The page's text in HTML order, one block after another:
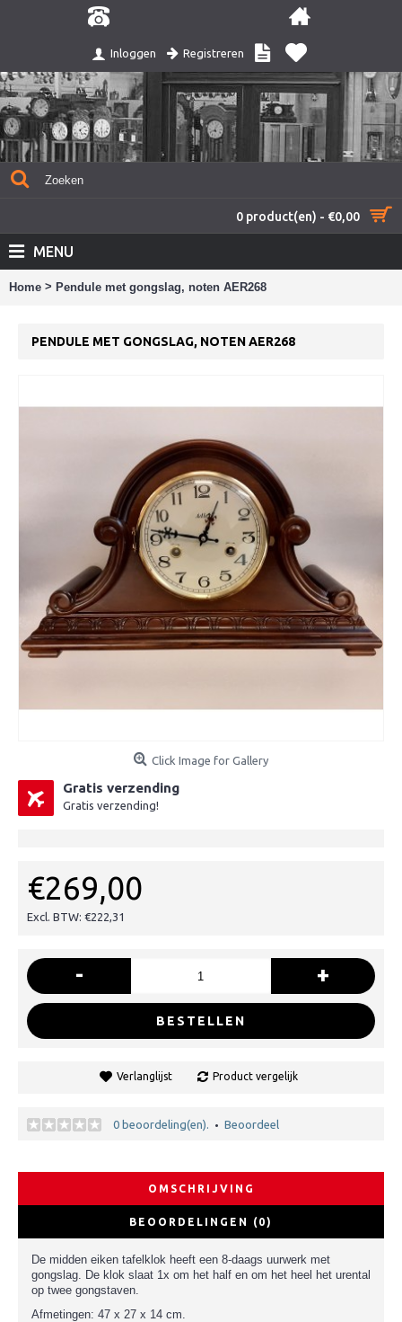
Inloggen Registreren
0 product(en) - €0,00
MENU
Home > Pendule met gongslag, noten AER268
PENDULE MET GONGSLAG, NOTEN AER268
Click Image for Gallery
Gratis verzending
Gratis verzending!
€269,00
Excl. BTW: €222,31
- +
BESTELLEN
Verlanglijst Product vergelijk
0 beoordeling(en). • Beoordeel
OMSCHRIJVING
BEOORDELINGEN (0)
De midden eiken tafelklok heeft een 8-daags uurwerk met
gongslag. De klok slaat 1x om het half en om het heel het urental
op twee gongstaven.
Afmetingen: 47 x 27 x 14 cm.